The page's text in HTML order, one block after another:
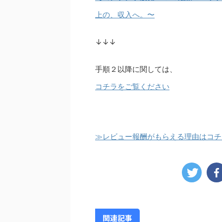
上の、収入へ。〜
↓↓↓
手順２以降に関しては、
コチラをご覧ください
≫レビュー報酬がもらえる理由はコ
関連記事